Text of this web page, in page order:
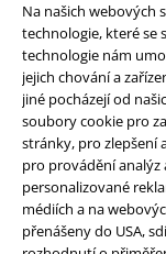
Na našich webových
technologie, které se
technologie nám
jejich chování a
jiné pocházejí od
soubory cookie pro
stránky, pro zlepšení
pro provádění
personalizované
médiích a na
přenášeny do USA,
Právní
Podmínky